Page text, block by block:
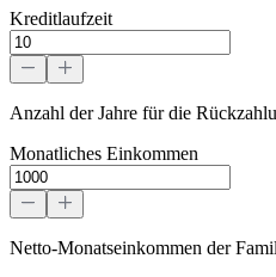
Kreditlaufzeit
Anzahl der Jahre für die
Monatliches Einkommen
Netto-Monatseinkommen der